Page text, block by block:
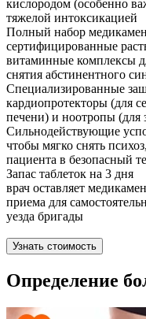
кислородом (особенно
тяжелой интоксикацией
Полный набор
сертифицированные
витаминные комплексы
снятия абстинентного
Специализированные
кардиопротекторы (для
печени) и ноотропы (для
Сильнодействующие
чтобы мягко снять
пациента в безопасный
Запас таблеток на 3 дня
врач оставляет
приема для
уезда бригады
Узнать стоимость
Определение